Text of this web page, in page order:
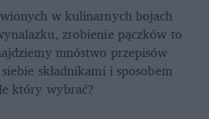
w kulinarnych bojach
zrobienie pączków to
mnóstwo przepisów
składnikami i sposobem
który wybrać?